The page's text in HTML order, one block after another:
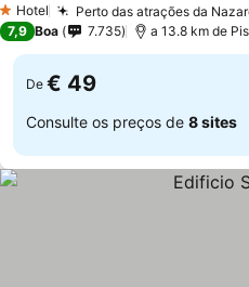
1 Estrelas
Hotel Perto das atrações da
7,9 Boa 7.735 a 13.8 km de
De € 49
Consulte os preços de 8 sites